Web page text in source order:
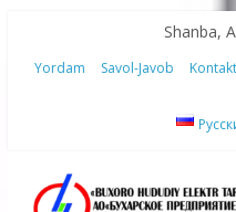
content
Shanba,
Yordam Savol-Javob